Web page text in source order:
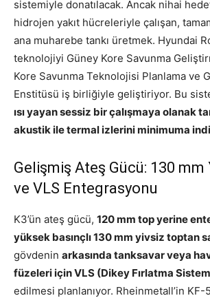
sistemiyle donatılacak. Ancak nihai
hidrojen yakıt hücreleriyle çalışan,
ana muharebe tankı üretmek. Hyundai
teknolojiyi Güney Kore Savunma
Kore Savunma Teknolojisi Planlama ve
Enstitüsü iş birliğiyle geliştiriyor. Bu
ısı yayan sessiz bir çalışmaya olanak
akustik ile termal izlerini minimuma
Gelişmiş Ateş Gücü: 130 mm
ve VLS Entegrasyonu
K3’ün ateş gücü, 120 mm top yerine
yüksek basınçlı 130 mm yivsiz toptan
gövdenin arkasında tanksavar veya
füzeleri için VLS (Dikey Fırlatma
edilmesi planlanıyor. Rheinmetall’in KF-